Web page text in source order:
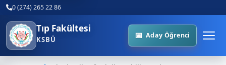
0 (274) 265 22 86
Tıp Fakültesi
KSBÜ Aday Öğrenci